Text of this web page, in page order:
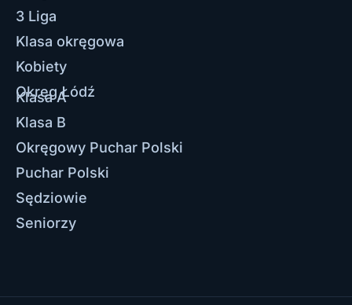
3 Liga
Klasa okręgowa
Kobiety
Okręg Łódź
Klasa A
Klasa B
Okręgowy Puchar Polski
Puchar Polski
Sędziowie
Seniorzy